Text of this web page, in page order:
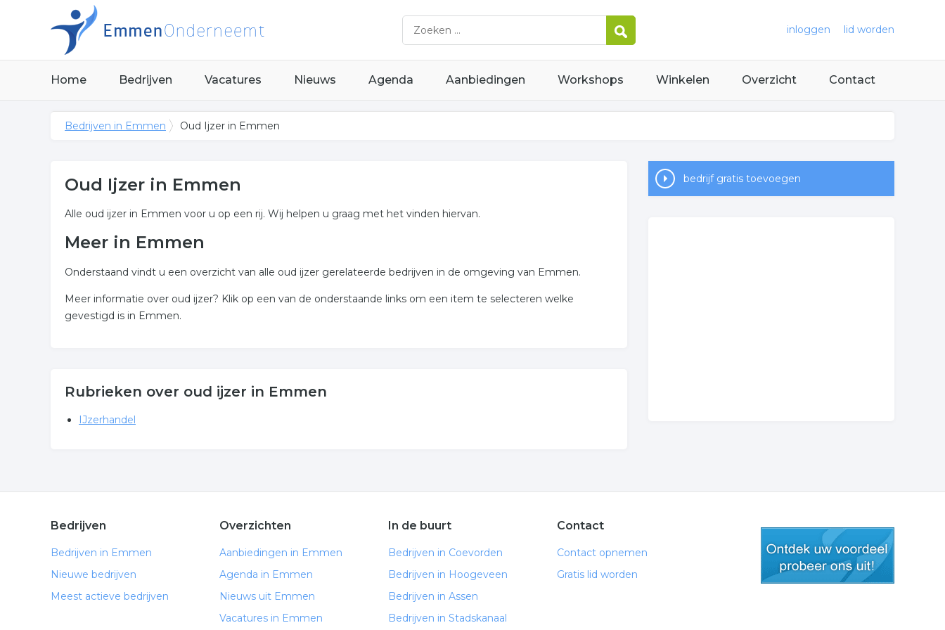
inloggen lid worden
Home Bedrijven Vacatures Nieuws Agenda Aanbiedingen Workshops Winkelen Overzicht Contact
Bedrijven in Emmen Oud Ijzer in Emmen
Oud Ijzer in Emmen
Alle oud ijzer in Emmen voor u op een rij. Wij helpen u graag met het vinden hiervan.
Meer in Emmen
Onderstaand vindt u een overzicht van alle oud ijzer gerelateerde bedrijven in de omgeving van Emmen.
Meer informatie over oud ijzer? Klik op een van de onderstaande links om een item te selecteren welke
gevestigd is in Emmen.
Rubrieken over oud ijzer in Emmen
IJzerhandel
bedrijf gratis toevoegen
Bedrijven
Bedrijven in Emmen
Nieuwe bedrijven
Meest actieve bedrijven
Overzichten
Aanbiedingen in Emmen
Agenda in Emmen
Nieuws uit Emmen
Vacatures in Emmen
In de buurt
Bedrijven in Coevorden
Bedrijven in Hoogeveen
Bedrijven in Assen
Bedrijven in Stadskanaal
Contact
Contact opnemen
Gratis lid worden